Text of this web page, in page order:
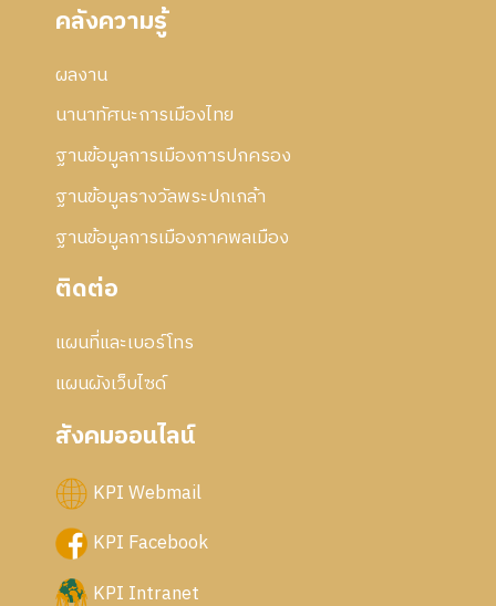
คลังความรู้
ผลงาน
นานาทัศนะการเมืองไทย
ฐานข้อมูลการเมืองการปกครอง
ฐานข้อมูลรางวัลพระปกเกล้า
ฐานข้อมูลการเมืองภาคพลเมือง
ติดต่อ
แผนที่และเบอร์โทร
แผนผังเว็บไซด์
สังคมออนไลน์
KPI Webmail
KPI Facebook
KPI Intranet